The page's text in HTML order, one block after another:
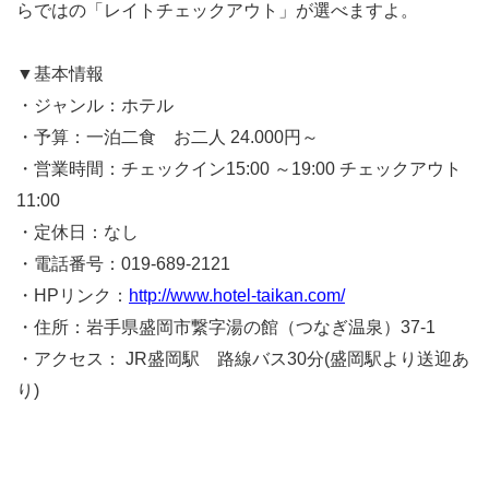
らではの「レイトチェックアウト」が選べますよ。
▼基本情報
・ジャンル：ホテル
・予算：一泊二食 お二人 24.000円～
・営業時間：チェックイン15:00 ～19:00 チェックアウト
11:00
・定休日：なし
・電話番号：019-689-2121
・HPリンク： http://www.hotel-taikan.com/
・住所：岩手県盛岡市繋字湯の館（つなぎ温泉）37-1
・アクセス： JR盛岡駅 路線バス30分(盛岡駅より送迎あ
り)